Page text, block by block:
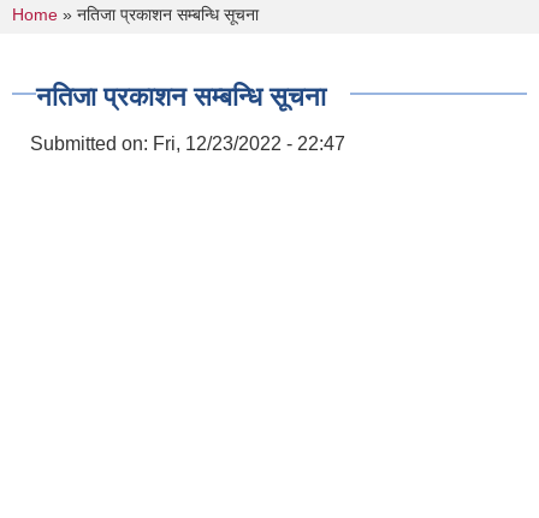
You are here
Home » नतिजा प्रकाशन सम्बन्धि सूचना
नतिजा प्रकाशन सम्बन्धि सूचना
Submitted on: Fri, 12/23/2022 - 22:47